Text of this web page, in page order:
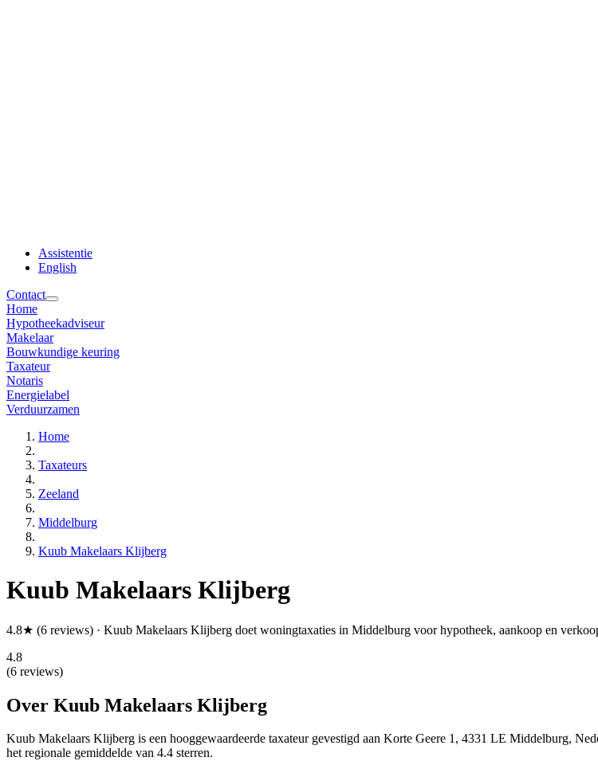
Assistentie
English
Contact
Home
Hypotheekadviseur
Makelaar
Bouwkundige keuring
Taxateur
Notaris
Energielabel
Verduurzamen
Home
Taxateurs
Zeeland
Middelburg
Kuub Makelaars Klijberg
Kuub Makelaars Klijberg
4.8★ (6 reviews) · Kuub Makelaars Klijberg doet woningtaxaties in Middelburg voor hypotheek, aankoop en
4.8
(6 reviews)
Over Kuub Makelaars Klijberg
Kuub Makelaars Klijberg is een hooggewaardeerde taxateur gevestigd aan Korte Geere 1, 4331 LE Middelburg,
het regionale gemiddelde van 4.4 sterren.